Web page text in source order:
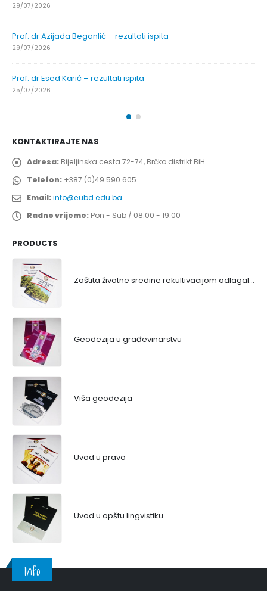
29/07/2026
Prof. dr Azijada Beganlić – rezultati ispita
29/07/2026
Prof. dr Esed Karić – rezultati ispita
25/07/2026
KONTAKTIRAJTE NAS
Adresa: Bijeljinska cesta 72-74, Brčko distrikt BiH
Telefon: +387 (0)49 590 605
Email:info@eubd.edu.ba
Radno vrijeme: Pon - Sub / 08:00 - 19:00
PRODUCTS
Zaštita životne sredine rekultivacijom odlagališta
Geodezija u građevinarstvu
Viša geodezija
Uvod u pravo
Uvod u opštu lingvistiku
Info